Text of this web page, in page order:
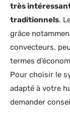
très
traditionnels.
grâce
convecteurs,
termes
Pour choisir le
adapté à votre
demander